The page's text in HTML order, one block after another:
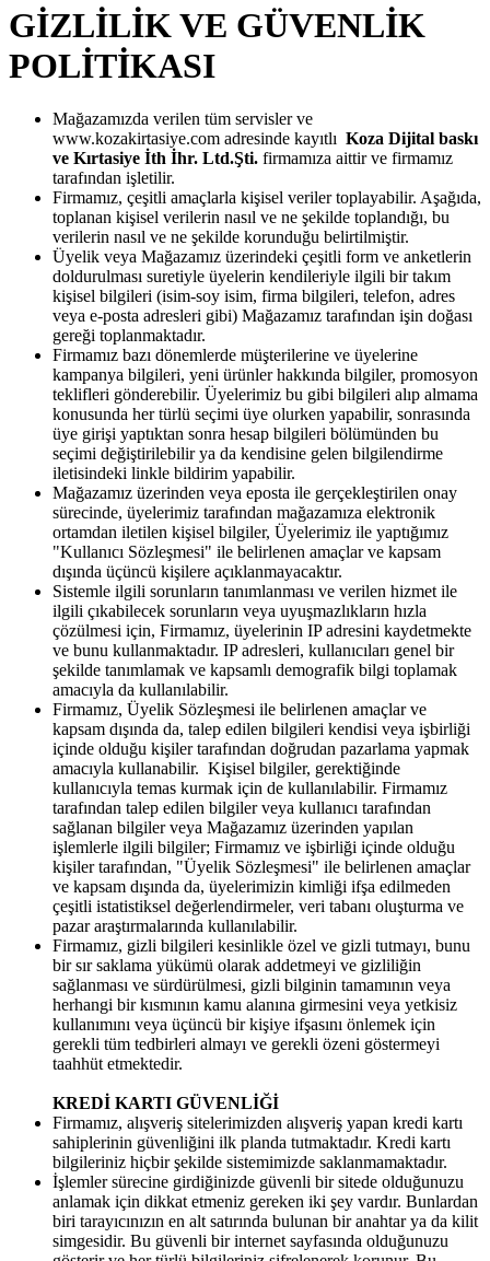
GİZLİLİK VE GÜVENLİK
POLİTİKASI
Mağazamızda verilen tüm servisler ve
www.kozakirtasiye.com adresinde kayıtlı Koza Dijital baskı
ve Kırtasiye İth İhr. Ltd.Şti. firmamıza aittir ve firmamız
tarafından işletilir.
Firmamız, çeşitli amaçlarla kişisel veriler toplayabilir. Aşağıda,
toplanan kişisel verilerin nasıl ve ne şekilde toplandığı, bu
verilerin nasıl ve ne şekilde korunduğu belirtilmiştir.
Üyelik veya Mağazamız üzerindeki çeşitli form ve anketlerin
doldurulması suretiyle üyelerin kendileriyle ilgili bir takım
kişisel bilgileri (isim-soy isim, firma bilgileri, telefon, adres
veya e-posta adresleri gibi) Mağazamız tarafından işin doğası
gereği toplanmaktadır.
Firmamız bazı dönemlerde müşterilerine ve üyelerine
kampanya bilgileri, yeni ürünler hakkında bilgiler, promosyon
teklifleri gönderebilir. Üyelerimiz bu gibi bilgileri alıp almama
konusunda her türlü seçimi üye olurken yapabilir, sonrasında
üye girişi yaptıktan sonra hesap bilgileri bölümünden bu
seçimi değiştirilebilir ya da kendisine gelen bilgilendirme
iletisindeki linkle bildirim yapabilir.
Mağazamız üzerinden veya eposta ile gerçekleştirilen onay
sürecinde, üyelerimiz tarafından mağazamıza elektronik
ortamdan iletilen kişisel bilgiler, Üyelerimiz ile yaptığımız
"Kullanıcı Sözleşmesi" ile belirlenen amaçlar ve kapsam
dışında üçüncü kişilere açıklanmayacaktır.
Sistemle ilgili sorunların tanımlanması ve verilen hizmet ile
ilgili çıkabilecek sorunların veya uyuşmazlıkların hızla
çözülmesi için, Firmamız, üyelerinin IP adresini kaydetmekte
ve bunu kullanmaktadır. IP adresleri, kullanıcıları genel bir
şekilde tanımlamak ve kapsamlı demografik bilgi toplamak
amacıyla da kullanılabilir.
Firmamız, Üyelik Sözleşmesi ile belirlenen amaçlar ve
kapsam dışında da, talep edilen bilgileri kendisi veya işbirliği
içinde olduğu kişiler tarafından doğrudan pazarlama yapmak
amacıyla kullanabilir. Kişisel bilgiler, gerektiğinde
kullanıcıyla temas kurmak için de kullanılabilir. Firmamız
tarafından talep edilen bilgiler veya kullanıcı tarafından
sağlanan bilgiler veya Mağazamız üzerinden yapılan
işlemlerle ilgili bilgiler; Firmamız ve işbirliği içinde olduğu
kişiler tarafından, "Üyelik Sözleşmesi" ile belirlenen amaçlar
ve kapsam dışında da, üyelerimizin kimliği ifşa edilmeden
çeşitli istatistiksel değerlendirmeler, veri tabanı oluşturma ve
pazar araştırmalarında kullanılabilir.
Firmamız, gizli bilgileri kesinlikle özel ve gizli tutmayı, bunu
bir sır saklama yükümü olarak addetmeyi ve gizliliğin
sağlanması ve sürdürülmesi, gizli bilginin tamamının veya
herhangi bir kısmının kamu alanına girmesini veya yetkisiz
kullanımını veya üçüncü bir kişiye ifşasını önlemek için
gerekli tüm tedbirleri almayı ve gerekli özeni göstermeyi
taahhüt etmektedir.
KREDİ KARTI GÜVENLİĞİ
Firmamız, alışveriş sitelerimizden alışveriş yapan kredi kartı
sahiplerinin güvenliğini ilk planda tutmaktadır. Kredi kartı
bilgileriniz hiçbir şekilde sistemimizde saklanmamaktadır.
İşlemler sürecine girdiğinizde güvenli bir sitede olduğunuzu
anlamak için dikkat etmeniz gereken iki şey vardır. Bunlardan
biri tarayıcınızın en alt satırında bulunan bir anahtar ya da kilit
simgesidir. Bu güvenli bir internet sayfasında olduğunuzu